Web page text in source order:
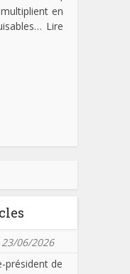
en
Lire
23/06/2026
président de